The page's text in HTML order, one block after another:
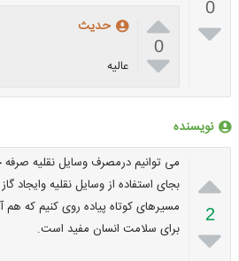
0


0

حدیث
عالیه
نویسنده

2

می توانیم درمصرف وسایل نقلیه
بجای استفاده از وسایل نقلیه وایجاد
مسیرهای کوتاه پیاده روی کنیم که
برای سلامت انسان مفید است.